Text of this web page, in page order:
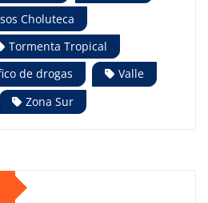
Choluteca
Tormenta Tropical
de drogas
Valle
Zona Sur